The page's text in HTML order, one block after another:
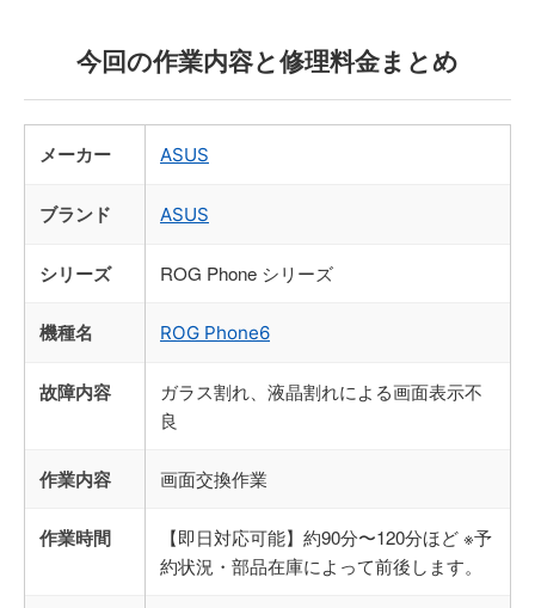
今回の作業内容と修理料金まとめ
メーカー ASUS
ブランド ASUS
シリーズ ROG Phone シリーズ
機種名 ROG Phone6
故障内容
ガラス割れ、液晶割れによる画面表示不
良
作業内容 画面交換作業
作業時間
【即日対応可能】約90分〜120分ほど ※予
約状況・部品在庫によって前後します。